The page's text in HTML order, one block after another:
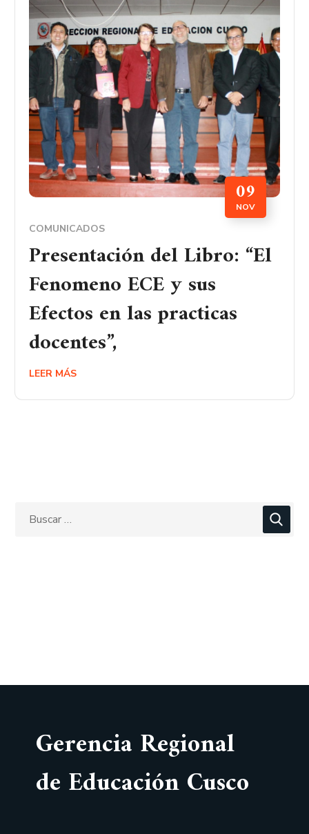
09
NOV
COMUNICADOS
Presentación del Libro: “El
Fenomeno ECE y sus
Efectos en las practicas
docentes”,
LEER MÁS
Gerencia Regional
de Educación Cusco